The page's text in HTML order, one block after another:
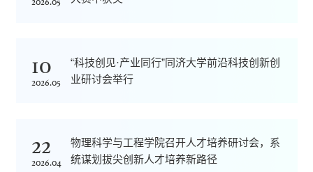
10
2026.05
“科技创见·产业同行”同济大学前沿科技创新创
业研讨会举行
22
2026.04
物理科学与工程学院召开人才培养研讨会，系
统谋划拔尖创新人才培养新路径